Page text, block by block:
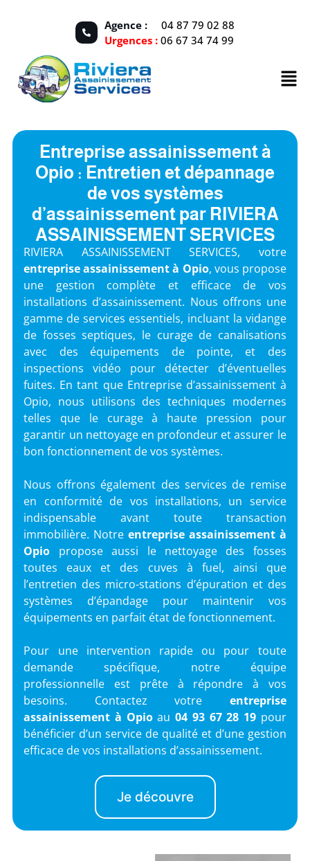
Agence :
04 87 79 02 88
Urgences : 06 67 34 74 99
Entreprise assainissement à
Opio : Entretien et dépannage
de vos systèmes
d’assainissement par RIVIERA
ASSAINISSEMENT SERVICES
RIVIERA ASSAINISSEMENT SERVICES, votre
entreprise assainissement à Opio, vous propose
une gestion complète et efficace de vos
installations d’assainissement. Nous offrons une
gamme de services essentiels, incluant la vidange
de fosses septiques, le curage de canalisations
avec des équipements de pointe, et des
inspections vidéo pour détecter d’éventuelles
fuites. En tant que Entreprise d’assainissement à
Opio, nous utilisons des techniques modernes
telles que le curage à haute pression pour
garantir un nettoyage en profondeur et assurer le
bon fonctionnement de vos systèmes.
Nous offrons également des services de remise
en conformité de vos installations, un service
indispensable avant toute transaction
immobilière. Notre entreprise assainissementà
Opio propose aussi le nettoyage des fosses
toutes eaux et des cuves à fuel, ainsi que
l’entretien des micro-stations d’épuration et des
systèmes d’épandage pour maintenir vos
équipements en parfait état de fonctionnement.
Pour une intervention rapide ou pour toute
demande spécifique, notre équipe
professionnelle est prête à répondre à vos
besoins. Contactez votre entreprise
assainissement à Opioau04 93 67 28 19 pour
bénéficier d’un service de qualité et d’une gestion
efficace de vos installations d’assainissement.
Je découvre